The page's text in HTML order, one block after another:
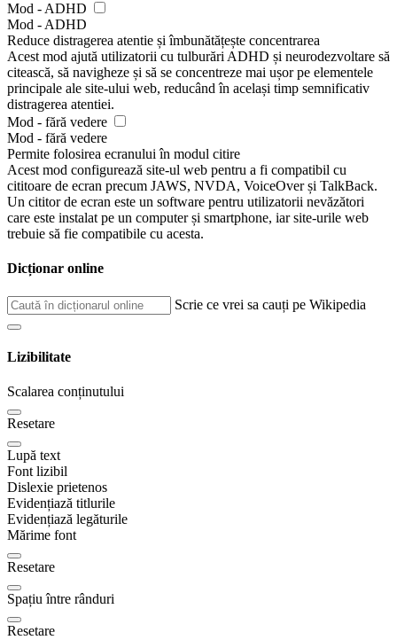
Mod - ADHD
Mod - ADHD
Reduce distragerea atentie și îmbunătățește concentrarea
Acest mod ajută utilizatorii cu tulburări ADHD și neurodezvoltare să
citească, să navigheze și să se concentreze mai ușor pe elementele
principale ale site-ului web, reducând în același timp semnificativ
distragerea atentiei.
Mod - fără vedere
Mod - fără vedere
Permite folosirea ecranului în modul citire
Acest mod configurează site-ul web pentru a fi compatibil cu
cititoare de ecran precum JAWS, NVDA, VoiceOver și TalkBack.
Un cititor de ecran este un software pentru utilizatorii nevăzători
care este instalat pe un computer și smartphone, iar site-urile web
trebuie să fie compatibile cu acesta.
Dicționar online
Scrie ce vrei sa cauți pe Wikipedia
Lizibilitate
Scalarea conținutului
Resetare
Lupă text
Font lizibil
Dislexie prietenos
Evidențiază titlurile
Evidențiază legăturile
Mărime font
Resetare
Spațiu între rânduri
Resetare